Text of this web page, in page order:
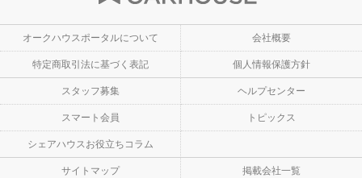
オークハウスポータルについて 会社概要
特定商取引法に基づく表記 個人情報保護方針
スタッフ募集 ヘルプセンター
スマート会員 トピックス
シェアハウスお役立ちコラム
サイトマップ 掲載会社一覧